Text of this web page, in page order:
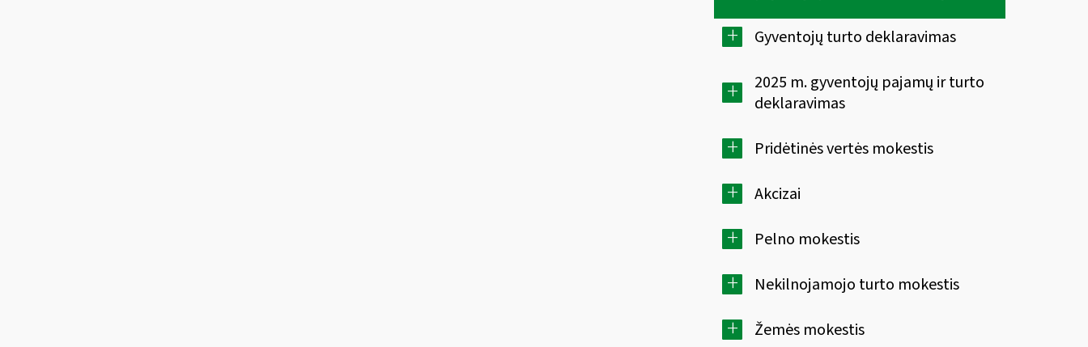
+ Gyventojų turto deklaravimas
+
2025 m. gyventojų pajamų ir turto
deklaravimas
+ Pridėtinės vertės mokestis
+ Akcizai
+ Pelno mokestis
+ Nekilnojamojo turto mokestis
+ Žemės mokestis